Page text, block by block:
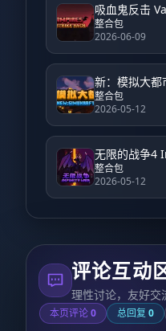
吸血鬼反击
整合包
2026-06-09
整合包
2026-05-12
无限的战争4
整合包
2026-05-12
评论互动
理性讨论，友好交
本页评论0 总回复 0